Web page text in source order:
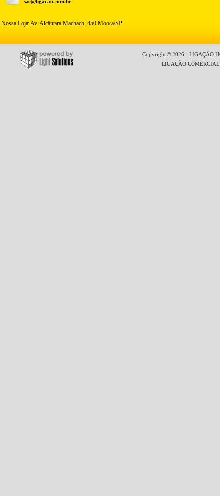
sac@ligacao.com.br
Nossa Loja: Av. Alcântara Machado, 450 Mooca/SP
Copyright © 2026 - LIGAÇÃO
LIGAÇÃO